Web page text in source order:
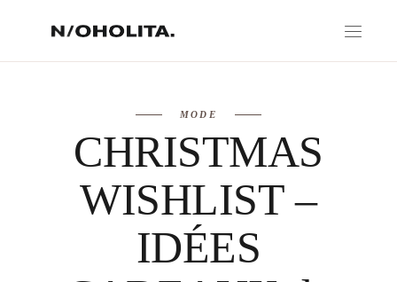
MODE
CHRISTMAS
WISHLIST –
IDÉES